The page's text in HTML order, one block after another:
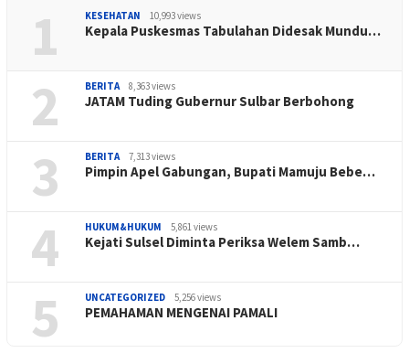
1 KESEHATAN 10,993 views
Kepala Puskesmas Tabulahan Didesak Mundu…
2 BERITA 8,363 views
JATAM Tuding Gubernur Sulbar Berbohong
3 BERITA 7,313 views
Pimpin Apel Gabungan, Bupati Mamuju Bebe…
4 HUKUM&HUKUM 5,861 views
Kejati Sulsel Diminta Periksa Welem Samb…
5 UNCATEGORIZED 5,256 views
PEMAHAMAN MENGENAI PAMALI